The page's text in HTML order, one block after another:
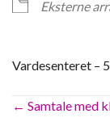
Eksterne
Vardesenteret –
Posts
← Samtale med